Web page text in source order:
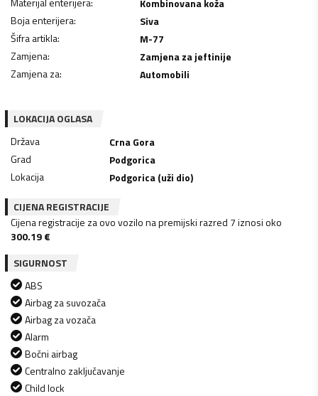
Kombinovana koža
Boja enterijera:
Siva
Šifra artikla:
M-77
Zamjena:
Zamjena za jeftinije
Zamjena za: Automobili
LOKACIJA OGLASA
Država
Crna Gora
Grad
Podgorica
Lokacija
Podgorica (uži dio)
CIJENA REGISTRACIJE
Cijena registracije za ovo vozilo na premijski razred 7 iznosi oko
300.19€
SIGURNOST
ABS
Airbag za suvozača
Airbag za vozača
Alarm
Bočni airbag
Centralno zaključavanje
Child lock